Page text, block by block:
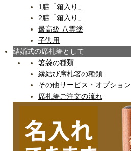
1膳「箱入り」
2膳「箱入り」
最高級 八雲塗
子供用
結婚式の席札箸として
箸袋の種類
縁結び席札箸の種類
その他サービス・オプション
席札箸ご注文の流れ